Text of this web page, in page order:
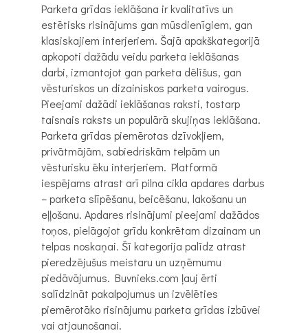
Parketa grīdas ieklāšana ir kvalitatīvs un
estētisks risinājums gan mūsdienīgiem, gan
klasiskajiem interjeriem. Šajā apakškategorijā
apkopoti dažādu veidu parketa ieklāšanas
darbi, izmantojot gan parketa dēlīšus, gan
vēsturiskos un dizainiskos parketa vairogus.
Pieejami dažādi ieklāšanas raksti, tostarp
taisnais raksts un populārā skujiņas ieklāšana.
Parketa grīdas piemērotas dzīvokļiem,
privātmājām, sabiedriskām telpām un
vēsturisku ēku interjeriem. Platformā
iespējams atrast arī pilna cikla apdares darbus
– parketa slīpēšanu, beicēšanu, lakošanu un
eļļošanu. Apdares risinājumi pieejami dažādos
toņos, pielāgojot grīdu konkrētam dizainam un
telpas noskaņai. Šī kategorija palīdz atrast
pieredzējušus meistaru un uzņēmumu
piedāvājumus. Buvnieks.com ļauj ērti
salīdzināt pakalpojumus un izvēlēties
piemērotāko risinājumu parketa grīdas izbūvei
vai atjaunošanai.